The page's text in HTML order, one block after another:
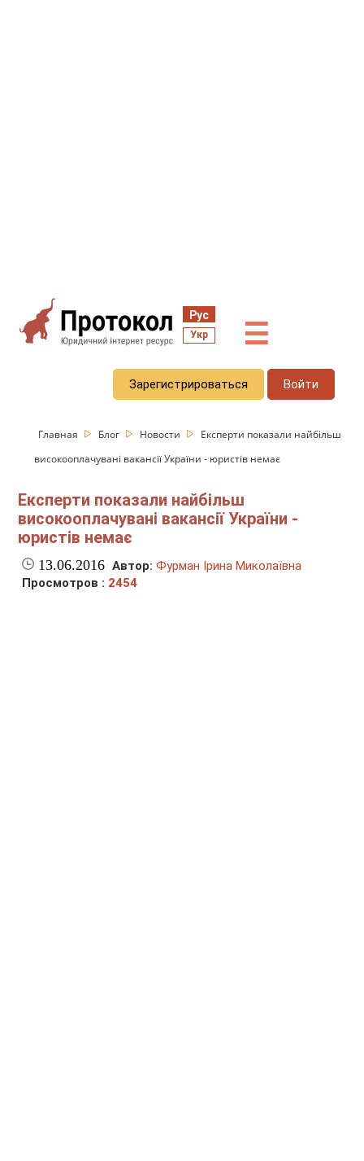
Рус
Укр ☰
Зарегистрироваться Войти
Главная Блог Новости
Експерти показали найбільш
високооплачувані вакансії України - юристів немає
Експерти показали найбільш
високооплачувані вакансії України -
юристів немає
13.06.2016 Автор: Фурман Ірина Миколаївна
Просмотров : 2454